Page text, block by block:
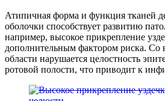
Атипичная форма и функция тканей
оболочки способствует развитию
например, высокое прикрепление
дополнительным фактором риска. Со
области нарушается целостность
ротовой полости, что приводит к